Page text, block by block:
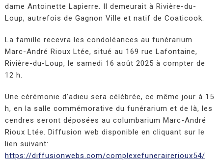
dame Antoinette Lapierre. Il demeurait à Rivière-du-
Loup, autrefois de Gagnon Ville et natif de Coaticook.
La famille recevra les condoléances au funérarium
Marc-André Rioux Ltée, situé au 169 rue Lafontaine,
Rivière-du-Loup, le samedi 16 août 2025 à compter de
12 h.
Une cérémonie d’adieu sera célébrée, ce même jour à 15
h, en la salle commémorative du funérarium et de là, les
cendres seront déposées au columbarium Marc-André
Rioux Ltée. Diffusion web disponible en cliquant sur le
lien suivant:
https://diffusionwebs.com/complexefunerairerioux54/